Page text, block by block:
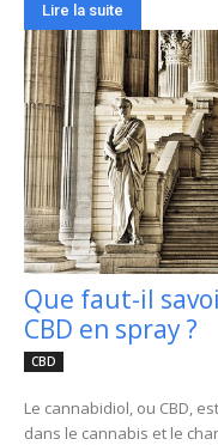
Lire la suite
Que faut-il
CBD en spray ?
CBD
Le cannabidiol, ou CBD,
dans le cannabis et le